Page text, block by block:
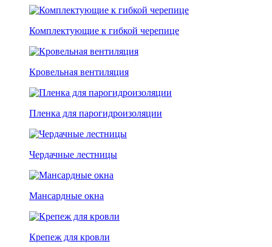
Комплектующие к гибкой черепице
Кровельная вентиляция
Пленка для парогидроизоляции
Чердачные лестницы
Мансардные окна
Крепеж для кровли